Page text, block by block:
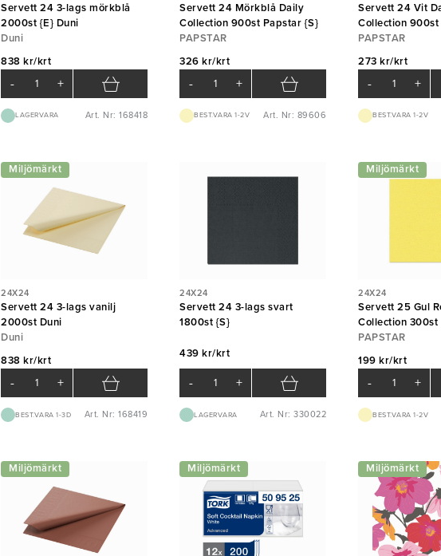
Servett 24 3-lags mörkblå
2000st {E} Duni
Duni
838 kr/krt
- +
LAGERVARA Art. Nr: 168418
Servett 24 Mörkblå Daily
Collection 900st Papstar {S}
PAPSTAR
326 kr/krt
- +
BEST.VARA 1-2V Art. Nr: 89606
Servett 24 Vit
Collection 900st
PAPSTAR
273 kr/krt
- +
BEST.VARA 1-2V
Miljömärkt
24X24
Servett 24 3-lags vanilj
2000st Duni
Duni
838 kr/krt
- +
BEST.VARA 1-3D Art. Nr: 168419
24X24
Servett 24 3-lags svart
1800st {S}
439 kr/krt
- +
LAGERVARA Art. Nr: 330022
Miljömärkt
24X24
Servett 25 Gul
Collection 300st
PAPSTAR
199 kr/krt
- +
BEST.VARA 1-2V
Miljömärkt Miljömärkt Miljömärkt